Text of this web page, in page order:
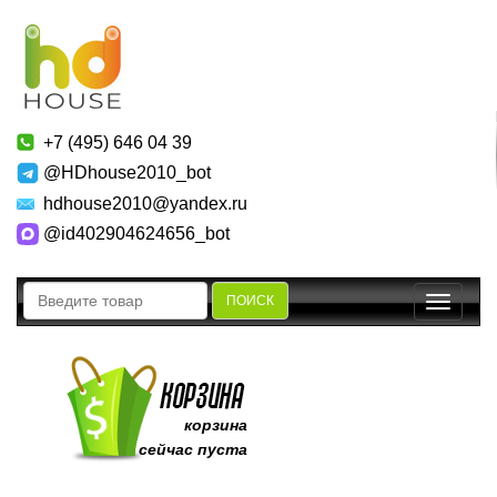
+7 (495) 646 04 39
@HDhouse2010_bot
hdhouse2010@yandex.ru
@id402904624656_bot
ПОИСК
Toggle
корзина
сейчас пуста